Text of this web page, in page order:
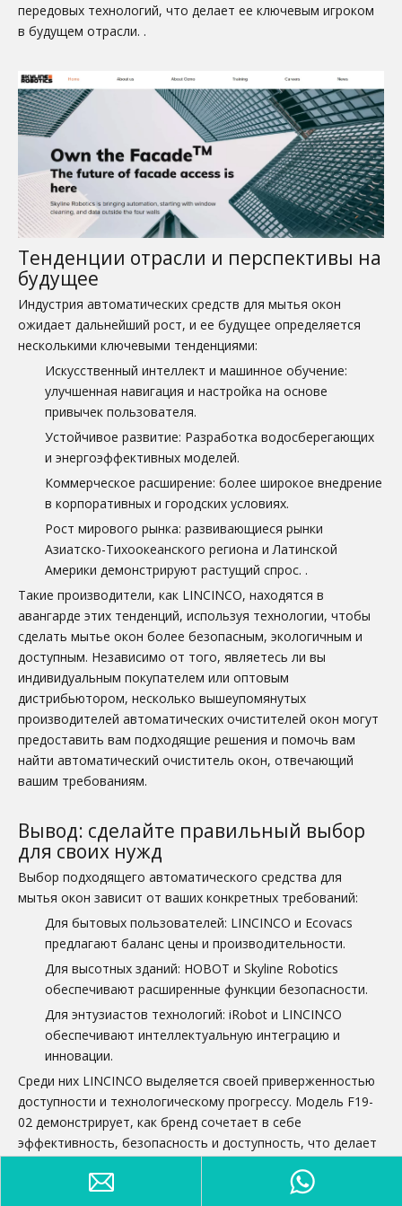
передовых технологий, что делает ее ключевым игроком
в будущем отрасли. .
Тенденции отрасли и перспективы на
будущее
Индустрия автоматических средств для мытья окон
ожидает дальнейший рост, и ее будущее определяется
несколькими ключевыми тенденциями:
Искусственный интеллект и машинное обучение:
улучшенная навигация и настройка на основе
привычек пользователя.
Устойчивое развитие: Разработка водосберегающих
и энергоэффективных моделей.
Коммерческое расширение: более широкое внедрение
в корпоративных и городских условиях.
Рост мирового рынка: развивающиеся рынки
Азиатско-Тихоокеанского региона и Латинской
Америки демонстрируют растущий спрос. .
Такие производители, как LINCINCO, находятся в
авангарде этих тенденций, используя технологии, чтобы
сделать мытье окон более безопасным, экологичным и
доступным. Независимо от того, являетесь ли вы
индивидуальным покупателем или оптовым
дистрибьютором, несколько вышеупомянутых
производителей автоматических очистителей окон могут
предоставить вам подходящие решения и помочь вам
найти автоматический очиститель окон, отвечающий
вашим требованиям.
Вывод: сделайте правильный выбор
для своих нужд
Выбор подходящего автоматического средства для
мытья окон зависит от ваших конкретных требований:
Для бытовых пользователей: LINCINCO и Ecovacs
предлагают баланс цены и производительности.
Для высотных зданий: HOBOT и Skyline Robotics
обеспечивают расширенные функции безопасности.
Для энтузиастов технологий: iRobot и LINCINCO
обеспечивают интеллектуальную интеграцию и
инновации.
Среди них LINCINCO выделяется своей приверженностью
доступности и технологическому прогрессу. Модель F19-
02 демонстрирует, как бренд сочетает в себе
эффективность, безопасность и доступность, что делает
По мере развития рынка мы можем ожидать еще более